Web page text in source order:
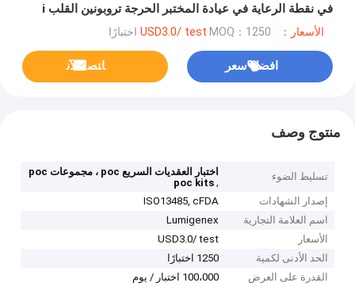
في نقطة الرعاية في عيادة المختبر الحرجة تروبونين القلب i
الأسعار：USD3.0/ test MOQ：1250 اختبارًا
افضل سعر ﺎﺘﺼﻟ ﺍﻶﻧ
منتوج وصف
تسليط الضوء
اختبار العقديات السريع poc ، مجموعات poc
,
poc kits
إصدار الشهادات
ISO13485, cFDA
اسم العلامة التجارية
Lumigenex
الأسعار
USD3.0/ test
الحد الأدنى لكمية
1250 اختبارًا
القدرة على العرض
100،000 اختبار / يوم